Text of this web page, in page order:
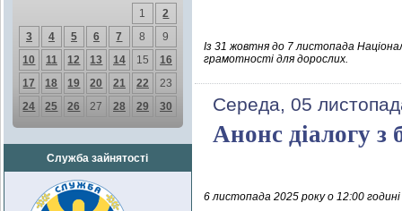
1
2
3
4 5 6 7 8
9
10
11 12 13 14 15
16
17
18 19 20 21 22
23
24
25 26 27 28 29 30
Служба зайнятості
Із 31 жовтня до 7 листопада
грамотності для дорослих.
Середа, 05
Анонс діалогу з
6 листопада 2025 року о 12:00